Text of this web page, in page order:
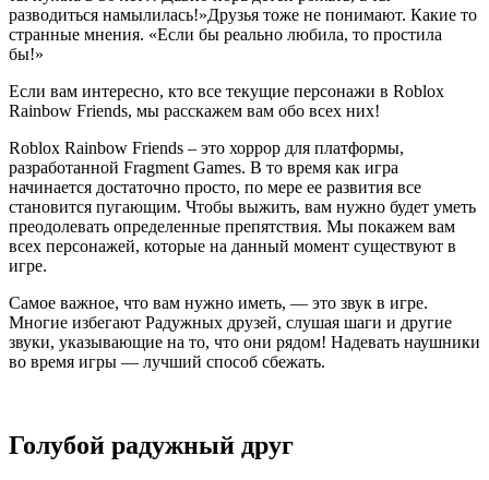
разводиться намылилась!»Друзья тоже не понимают. Какие то
странные мнения. «Если бы реально любила, то простила
бы!»
Если вам интересно, кто все текущие персонажи в Roblox
Rainbow Friends, мы расскажем вам обо всех них!
Roblox Rainbow Friends – это хоррор для платформы,
разработанной Fragment Games. В то время как игра
начинается достаточно просто, по мере ее развития все
становится пугающим. Чтобы выжить, вам нужно будет уметь
преодолевать определенные препятствия. Мы покажем вам
всех персонажей, которые на данный момент существуют в
игре.
Самое важное, что вам нужно иметь, — это звук в игре.
Многие избегают Радужных друзей, слушая шаги и другие
звуки, указывающие на то, что они рядом! Надевать наушники
во время игры — лучший способ сбежать.
Голубой радужный друг